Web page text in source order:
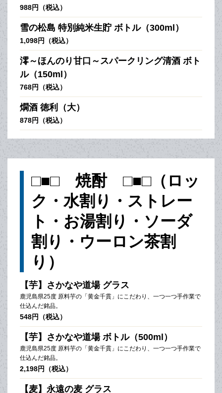
988円（税込）
雪の松島 特別純米生貯 ボトル（300ml）
1,098円（税込）
澪～ほんのり甘口～スパークリング清酒 ボト
ル（150ml）
768円（税込）
燗酒 徳利（大）
878円（税込）
□■□ 焼酎 □■□（ロッ
ク・水割り・ストレー
ト・お湯割り・ソーダ
割り・ウーロン茶割
り）
【芋】さかなや道場 グラス
鹿児島県25度 原料芋の「黄金千貫」にこだわり、一つ一つ手作業で
仕込んだ銘品。
548円（税込）
【芋】さかなや道場 ボトル（500ml）
鹿児島県25度 原料芋の「黄金千貫」にこだわり、一つ一つ手作業で
仕込んだ銘品。
2,198円（税込）
【麦】永遠の麦 グラス